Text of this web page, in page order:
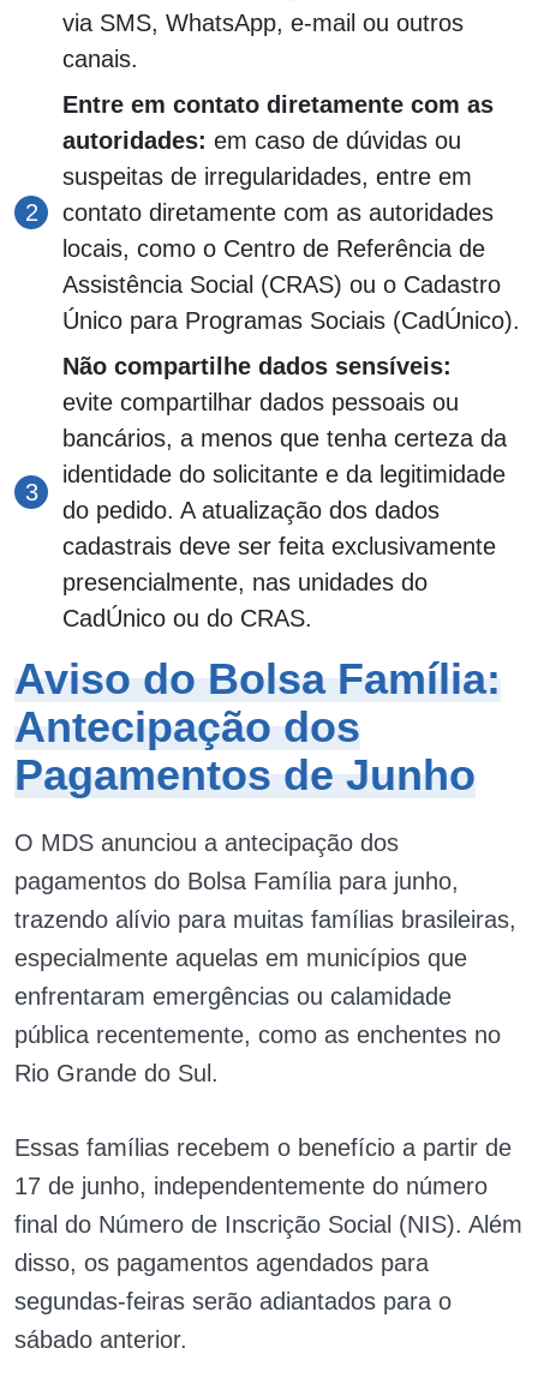
via SMS, WhatsApp, e-mail ou outros
canais.
Entre em contato diretamente com as
autoridades: em caso de dúvidas ou
suspeitas de irregularidades, entre em
contato diretamente com as autoridades
locais, como o Centro de Referência de
Assistência Social (CRAS) ou o Cadastro
Único para Programas Sociais (CadÚnico).
Não compartilhe dados sensíveis:
evite compartilhar dados pessoais ou
bancários, a menos que tenha certeza da
identidade do solicitante e da legitimidade
do pedido. A atualização dos dados
cadastrais deve ser feita exclusivamente
presencialmente, nas unidades do
CadÚnico ou do CRAS.
Aviso do Bolsa Família:
Antecipação dos
Pagamentos de Junho
O MDS anunciou a antecipação dos
pagamentos do Bolsa Família para junho,
trazendo alívio para muitas famílias brasileiras,
especialmente aquelas em municípios que
enfrentaram emergências ou calamidade
pública recentemente, como as enchentes no
Rio Grande do Sul.
Essas famílias recebem o benefício a partir de
17 de junho, independentemente do número
final do Número de Inscrição Social (NIS). Além
disso, os pagamentos agendados para
segundas-feiras serão adiantados para o
sábado anterior.